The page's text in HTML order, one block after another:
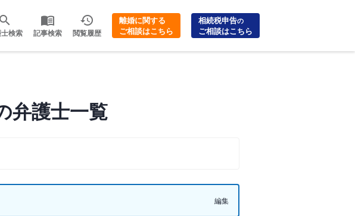
検索 記事検索 閲覧履歴
離婚に関する
ご相談はこちら
相続税申告の
ご相談はこちら
弁護士一覧
編集